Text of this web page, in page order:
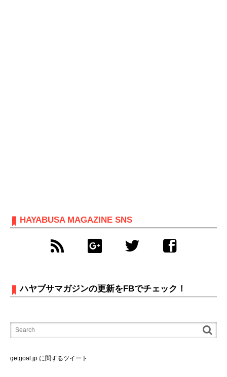
HAYABUSA MAGAZINE SNS
ハヤブサマガジンの更新をFBでチェック！
getgoal.jp に関するツイート